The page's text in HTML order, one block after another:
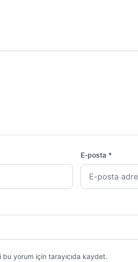
E-posta *
bu yorum için tarayıcıda kaydet.